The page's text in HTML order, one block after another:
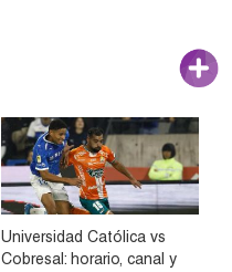
Universidad Católica vs
Cobresal: horario, canal y